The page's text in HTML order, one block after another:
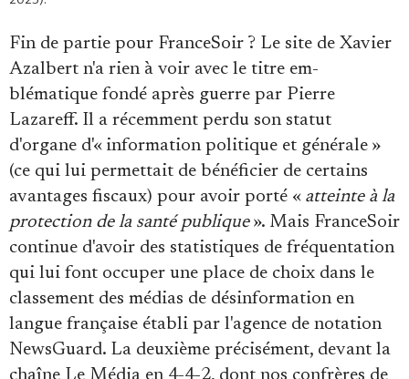
Se connecter
Fin de partie pour FranceSoir ? Le site de Xavier
Azalbert n'a rien à voir avec le titre em­
blématique fondé après guerre par Pierre
Lazareff. Il a récemment perdu son statut
d'organe d'« information politique et générale »
(ce qui lui permettait de bénéficier de certains
avantages fiscaux) pour avoir porté « atteinte à la
protection de la santé publique ». Mais FranceSoir
continue d'avoir des statistiques de fréquentation
qui lui font occuper une place de choix dans le
classement des médias de désinformation en
langue française établi par l'agence de notation
NewsGuard. La deuxième précisément, devant la
chaîne Le Média en 4-4-2, dont nos confrères de